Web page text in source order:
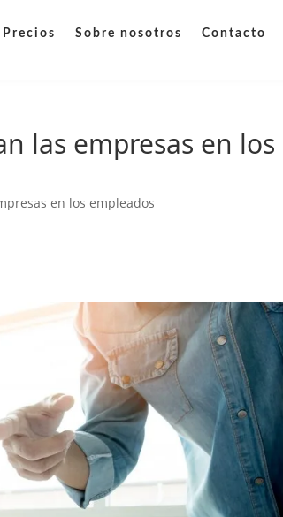
Precios Sobre nosotros Contacto
las empresas en los
en los empleados